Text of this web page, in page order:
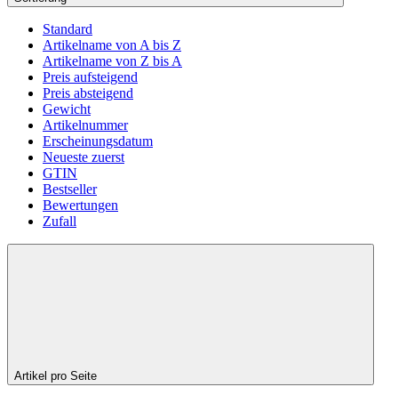
Standard
Artikelname von A bis Z
Artikelname von Z bis A
Preis aufsteigend
Preis absteigend
Gewicht
Artikelnummer
Erscheinungsdatum
Neueste zuerst
GTIN
Bestseller
Bewertungen
Zufall
Artikel pro Seite